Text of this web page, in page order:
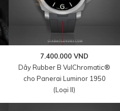
7.400.000 VND
Dây Rubber B VulChromatic®
cho Panerai Luminor 1950
(Loại II)